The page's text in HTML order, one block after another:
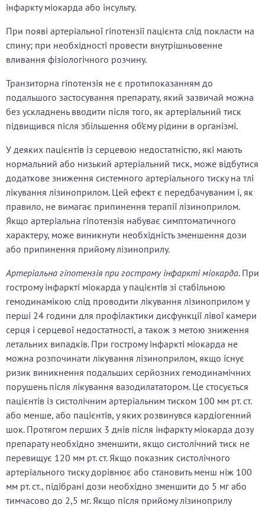
інфаркту міокарда або інсульту.
При появі артеріальної гіпотензії пацієнта слід покласти на
спину; при необхідності провести внутрішньовенне
вливання фізіологічного розчину.
Транзиторна гіпотензія не є протипоказанням до
подальшого застосування препарату, який зазвичай можна
без ускладнень вводити після того, як артеріальний тиск
підвищився після збільшення об’єму рідини в організмі.
У деяких пацієнтів із серцевою недостатністю, які мають
нормальний або низький артеріальний тиск, може відбутися
додаткове зниження системного артеріального тиску на тлі
лікування лізиноприлом. Цей ефект є передбачуваним і, як
правило, не вимагає припинення терапії лізиноприлом.
Якщо артеріальна гіпотензія набуває симптоматичного
характеру, може виникнути необхідність зменшення дози
або припинення прийому лізиноприлу.
Артеріальна гіпотензія при гострому інфаркті міокарда. При
гострому інфаркті міокарда у пацієнтів зі стабільною
гемодинамікою слід проводити лікування лізиноприлом у
перші 24 години для профілактики дисфункції лівої камери
серця і серцевої недостатності, а також з метою зниження
летальних випадків. При гострому інфаркті міокарда не
можна розпочинати лікування лізиноприлом, якщо існує
ризик виникнення подальших серйозних гемодинамічних
порушень після лікування вазодилататором. Це стосується
пацієнтів із систолічним артеріальним тиском 100 мм рт. ст.
або менше, або пацієнтів, у яких розвинувся кардіогенний
шок. Протягом перших 3 днів після інфаркту міокарда дозу
препарату необхідно зменшити, якщо систолічний тиск не
перевищує 120 мм рт. ст. Якщо показник систолічного
артеріального тиску дорівнює або становить менш ніж 100
мм рт. ст., підібрані дози необхідно зменшити до 5 мг або
тимчасово до 2,5 мг. Якщо після прийому лізиноприлу